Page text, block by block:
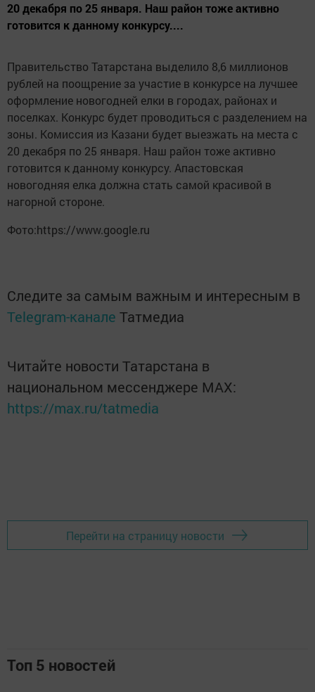
20 декабря по 25 января. Наш район тоже активно
готовится к данному конкурсу....
Правительство Татарстана выделило 8,6 миллионов
рублей на поощрение за участие в конкурсе на лучшее
оформление новогодней елки в городах, районах и
поселках. Конкурс будет проводиться с разделением на
зоны. Комиссия из Казани будет выезжать на места с
20 декабря по 25 января. Наш район тоже активно
готовится к данному конкурсу. Апастовская
новогодняя елка должна стать самой красивой в
нагорной стороне.
Фото:https://www.google.ru
Следите за самым важным и интересным в
Telegram-канале Татмедиа
Читайте новости Татарстана в
национальном мессенджере MАХ:
https://max.ru/tatmedia
Перейти на страницу новости
Топ 5 новостей